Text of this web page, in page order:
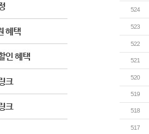
524
523
522
521
520
519
518
517